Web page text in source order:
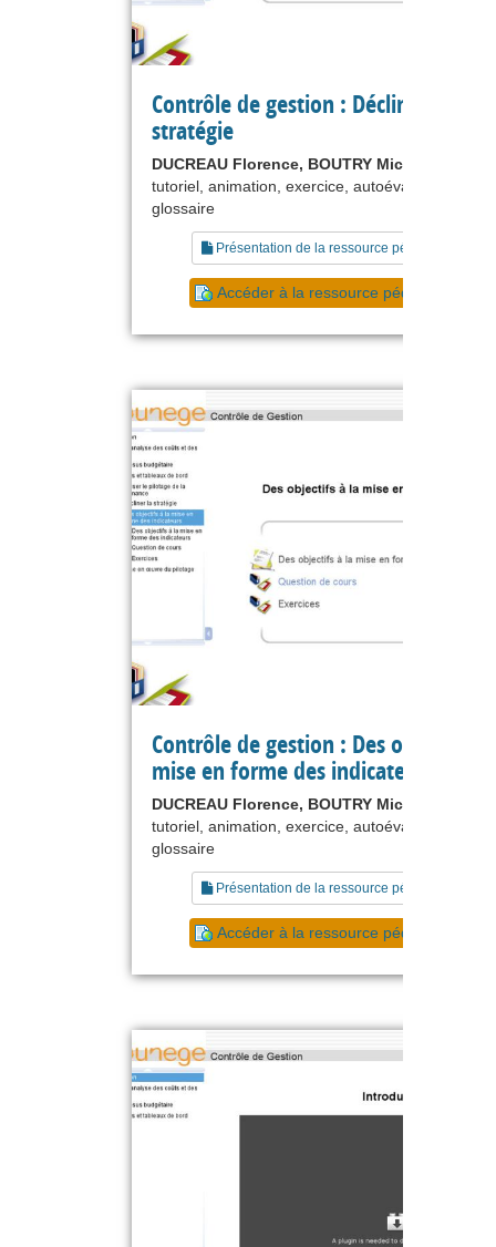
Contrôle de gestion : Décliner la
stratégie
DUCREAU Florence, BOUTRY Michel
tutoriel, animation, exercice, autoévaluation,
glossaire
Présentation de la ressource pédagogique
Accéder à la ressource pédagogique
Contrôle de gestion : Des objectifs à
mise en forme des indicateurs
DUCREAU Florence, BOUTRY Michel
tutoriel, animation, exercice, autoévaluation,
glossaire
Présentation de la ressource pédagogique
Accéder à la ressource pédagogique